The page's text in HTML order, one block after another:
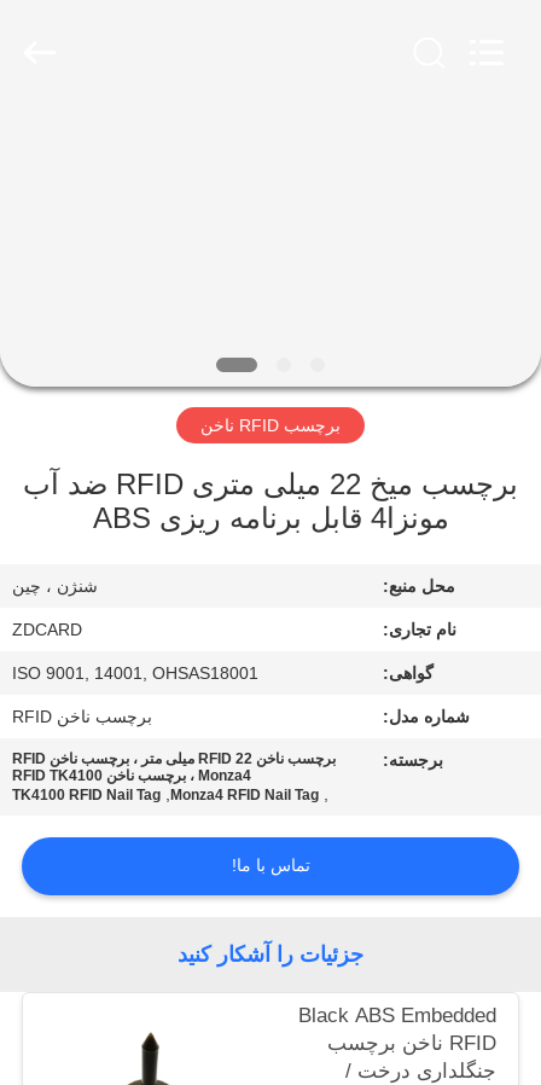
تور
تماس
اخبار
نقشه
سایت
برچسب RFID ناخن
برچسب میخ 22 میلی متری RFID ضد آب
مونزا4 قابل برنامه ریزی ABS
محل منبع: شنژن ، چین
نام تجاری: ZDCARD
گواهی: ISO 9001, 14001, OHSAS18001
شماره مدل: برچسب ناخن RFID
برجسته:
برچسب ناخن RFID 22 میلی متر ، برچسب ناخن RFID
Monza4 ، برچسب ناخن RFID TK4100
,
Monza4 RFID Nail Tag
,
TK4100 RFID Nail Tag
تماس با ما!
جزئیات را آشکار کنید
Black ABS Embedded
RFID ناخن برچسب
جنگلداری درخت /